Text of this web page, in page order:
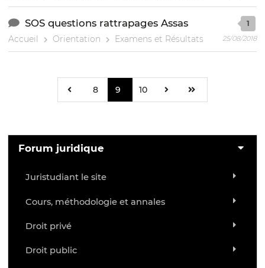
SOS questions rattrapages Assas
Accueil Orientation Examens et Résultats
1
25/08/2018
8 9 10
Forum juridique
Juristudiant le site
Cours, méthodologie et annales
Droit privé
Droit public